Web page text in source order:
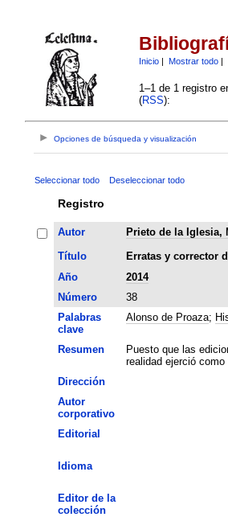
Inicio| Mostrar todo|
1–1 de 1 registro
(RSS):
Opciones de búsqueda y visualización
Seleccionar todo Deseleccionar todo
Registro
Autor
Prieto de la Iglesia,
Título
Erratas y corrector
Año
2014
Número
38
Palabras
clave
Alonso de Proaza;
Resumen
Puesto que las
realidad ejerció
Dirección
Autor
corporativo
Editorial
Idioma
Editor de la
colección